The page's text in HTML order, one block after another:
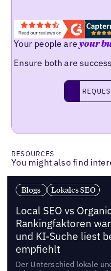
Your people areyour
Ensure both are
Request a
RESOURCES
You might also find
Blogs Lokales SEO
Local SEO vs
Rankingfaktoren
und KI-Suche liest
empfiehlt
Der Unterschied lokale